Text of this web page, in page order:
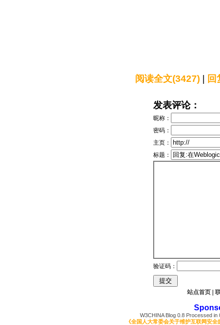
阅读全文(3427) 回
发表评论：
昵称：
密码：
主页：
标题：
验证码：
站点首页|
W3CHINA Blog 0.8 Processed
《全国人大常委会关于维护互联网安全